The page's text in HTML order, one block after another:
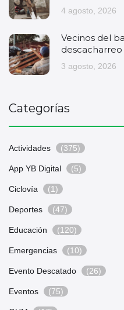
4 agosto, 2026
Vecinos del
3 agosto, 2026
Categorías
Actividades (375)
App YB Digital (5)
Ciclovía (1)
Deportes (47)
Educación (120)
Emergencias (10)
Evento Descatado (26)
Eventos (75)